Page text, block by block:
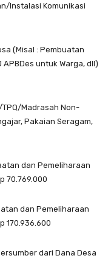
Instalasi Komunikasi
(Misal : Pembuatan
untuk Warga, dll)
Madrasah Non-
Pakaian Seragam,
dan Pemeliharaan
70.769.000
dan Pemeliharaan
170.936.600
dari Dana Desa